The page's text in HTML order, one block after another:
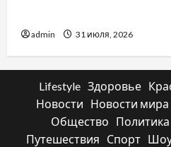
admin 31 июля, 2026
Lifestyle Здоровье
Новости
Новости мира
Общество
Политика
Путешествия
Спорт